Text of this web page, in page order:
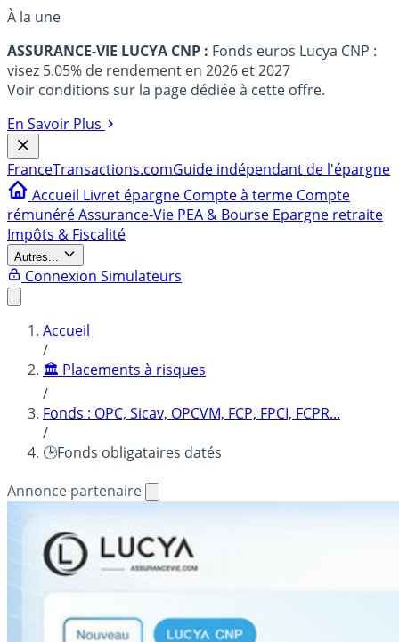
À la une
ASSURANCE-VIE LUCYA CNP : Fonds euros Lucya CNP :
visez 5.05% de rendement en 2026 et 2027
Voir conditions sur la page dédiée à cette offre.
En Savoir Plus
FranceTransactions.comGuide indépendant de l'épargne
Accueil Livret épargne Compte à terme Compte
rémunéréAssurance-Vie PEA & Bourse Epargne retraite
Impôts & Fiscalité
Autres...
Connexion Simulateurs
Accueil
/
🏛️ Placements à risques
/
Fonds : OPC, Sicav, OPCVM, FCP, FPCI, FCPR...
/
🕒Fonds obligataires datés
Annonce partenaire